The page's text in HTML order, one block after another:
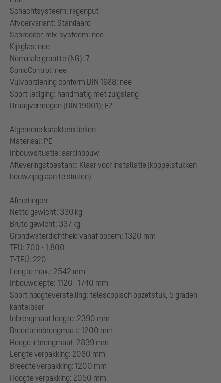
Schachtsysteem: regenput
Afvoervariant: Standaard
Schredder-mix-systeem: nee
Kijkglas: nee
Nominale grootte (NG): 7
SonicControl: nee
Vulvoorziening conform DIN 1988: nee
Soort lediging: handmatig met zuigslang
Draagvermogen (DIN 19901): E2
Algemene karakteristieken
Materiaal: PE
Inbouwsituatie: aardinbouw
Afleveringstoestand: Klaar voor installatie (koppelstukken
bouwzijdig aan te sluiten)
Afmetingen
Netto gewicht: 330 kg
Bruto gewicht: 337 kg
Grondwaterdichtheid vanaf bodem: 1320 mm
TEÜ: 700 - 1.800
T-TEÜ: 220
Lengte max.: 2542 mm
Inbouwdiepte: 1120 - 1740 mm
Soort hoogteverstelling: telescopisch opzetstuk, 5 graden
kantelbaar
Inbrengmaat lengte: 2390 mm
Breedte inbrengmaat: 1200 mm
Hooge inbrengmaat: 2839 mm
Lengte verpakking: 2080 mm
Breedte verpakking: 1200 mm
Hoogte verpakking: 2050 mm